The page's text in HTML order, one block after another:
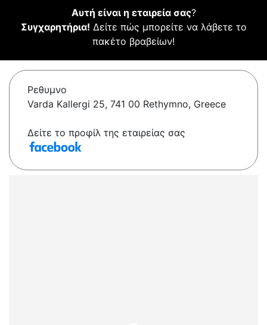
Αυτή είναι η εταιρεία σας?
Συγχαρητήρια! Δείτε πώς μπορείτε να λάβετε το
πακέτο βραβείων!
Ρεθυμνο
Varda Kallergi 25, 741 00 Rethymno, Greece
Δείτε το προφίλ της εταιρείας σας